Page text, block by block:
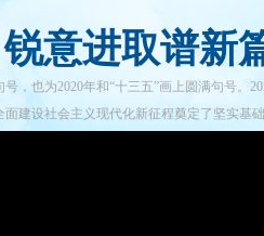
锐意进取谱新
，也为2020年和“十三五”画上圆满句号
建设社会主义现代化新征程奠定了坚实基